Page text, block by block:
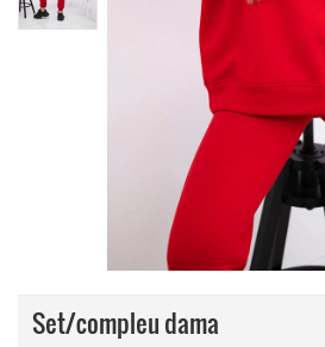
Set/compleu dama